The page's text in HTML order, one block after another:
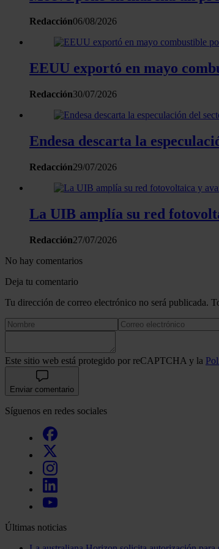
Redacción06/08/2026
EEUU exportó en mayo
Redacción30/07/2026
Endesa descarta la
Redacción29/07/2026
La UIB amplía su red
Redacción27/07/2026
No hay comentarios
Deja tu comentario
Tu dirección de correo electrónico no será publicada.
Este sitio web está protegido por reCAPTCHA y la
Enviar comentario
Síguenos en redes sociales
Últimas noticias